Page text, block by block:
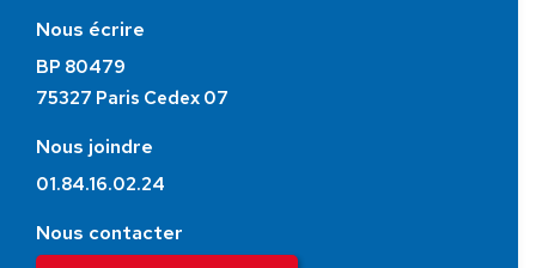
Nous écrire
BP 80479
75327 Paris Cedex 07
Nous joindre
01.84.16.02.24
Nous contacter